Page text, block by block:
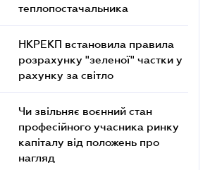
теплопостачальника
НКРЕКП встановила правила
розрахунку "зеленої" частки у
рахунку за світло
Чи звільняє воєнний стан
професійного учасника ринку
капіталу від положень про
нагляд